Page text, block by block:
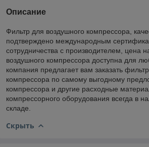
Описание
Фильтр для воздушного компрессора,
подтверждено международным
сотрудничества с производителем, цена
воздушного компрессора доступна для
компания предлагает вам заказать
компрессора по самому выгодному
компрессора и другие расходные
компрессорного оборудования всегда в
складе.
Скрыть